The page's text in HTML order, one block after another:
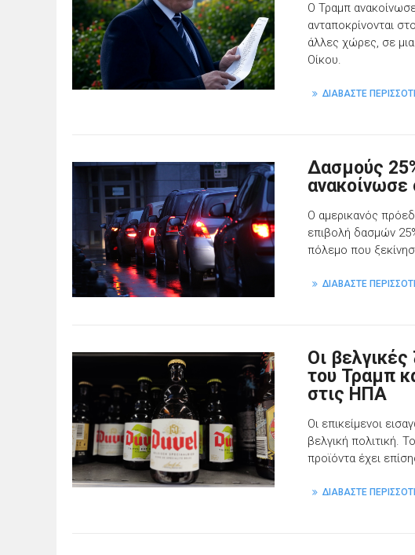
Ο Τραμπ
ανταποκρίνονται
άλλες χώρες, σε
Οίκου.
ΔΙΑΒΑΣΤΕ
Δασμούς
ανακοίνωσε
Ο αμερικανός
επιβολή δασμών
πόλεμο που
ΔΙΑΒΑΣΤΕ
Οι
του Τραμπ
στις ΗΠΑ
Οι επικείμενοι
βελγική πολιτική.
προϊόντα έχει
ΔΙΑΒΑΣΤΕ